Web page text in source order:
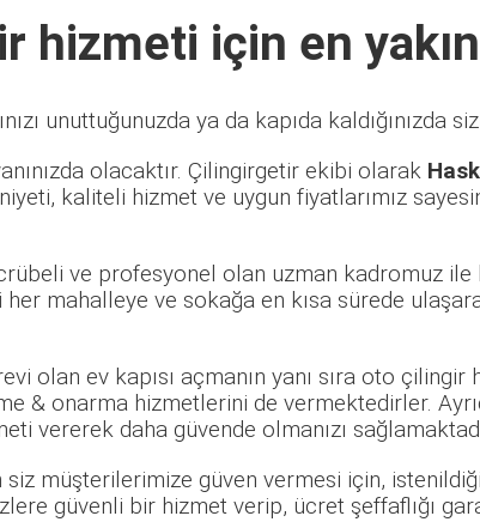
hizmeti için en
unuttuğunuzda ya da kapıda kaldığınızda
olacaktır. Çilingirgetir ekibi olarak
kaliteli hizmet ve uygun fiyatlarımız
ve profesyonel olan uzman kadromuz
mahalleye ve sokağa en kısa sürede
olan ev kapısı açmanın yanı sıra oto
& onarma hizmetlerini de vermektedirler.
vererek daha güvende olmanızı
müşterilerimize güven vermesi için,
güvenli bir hizmet verip, ücret şeffaflığı